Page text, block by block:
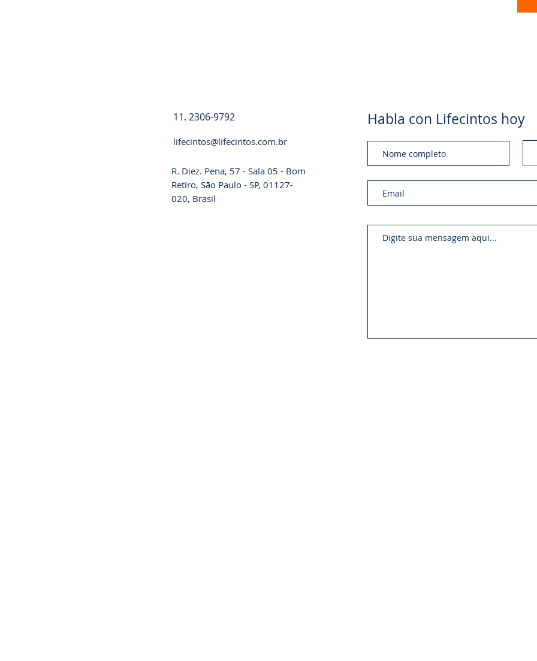
11. 2306-9792
lifecintos@lifecintos.com.br
R. Diez. Pena, 57 - Sala 05 - Bom
Retiro, São Paulo - SP, 01127-
020, Brasil
Habla con Lifecintos hoy